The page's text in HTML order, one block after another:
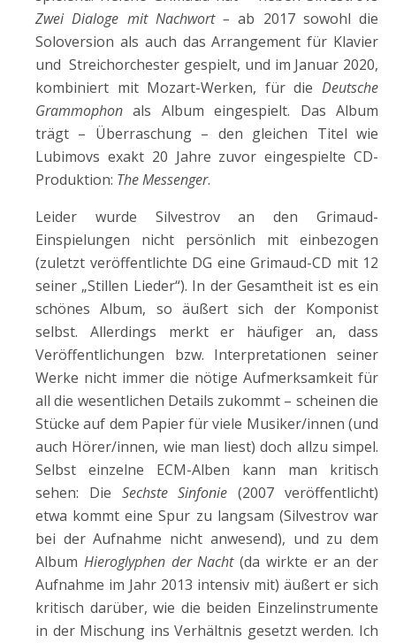
Zwei Dialoge mit Nachwort – ab 2017 sowohl die
Soloversion als auch das Arrangement für Klavier
und Streichorchester gespielt, und im Januar 2020,
kombiniert mit Mozart-Werken, für die Deutsche
Grammophon als Album eingespielt. Das Album
trägt – Überraschung – den gleichen Titel wie
Lubimovs exakt 20 Jahre zuvor eingespielte CD-
Produktion: The Messenger.
Leider wurde Silvestrov an den Grimaud-
Einspielungen nicht persönlich mit einbezogen
(zuletzt veröffentlichte DG eine Grimaud-CD mit 12
seiner „Stillen Lieder“). In der Gesamtheit ist es ein
schönes Album, so äußert sich der Komponist
selbst. Allerdings merkt er häufiger an, dass
Veröffentlichungen bzw. Interpretationen seiner
Werke nicht immer die nötige Aufmerksamkeit für
all die wesentlichen Details zukommt – scheinen die
Stücke auf dem Papier für viele Musiker/innen (und
auch Hörer/innen, wie man liest) doch allzu simpel.
Selbst einzelne ECM-Alben kann man kritisch
sehen: Die Sechste Sinfonie (2007 veröffentlicht)
etwa kommt eine Spur zu langsam (Silvestrov war
bei der Aufnahme nicht anwesend), und zu dem
Album Hieroglyphen der Nacht(da wirkte er an der
Aufnahme im Jahr 2013 intensiv mit) äußert er sich
kritisch darüber, wie die beiden Einzelinstrumente
in der Mischung ins Verhältnis gesetzt werden. Ich